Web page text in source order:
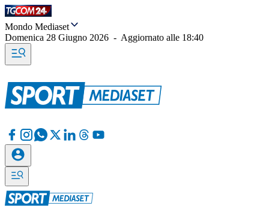
Mondo Mediaset
Domenica 28 Giugno 2026 - Aggiornato alle 18:40